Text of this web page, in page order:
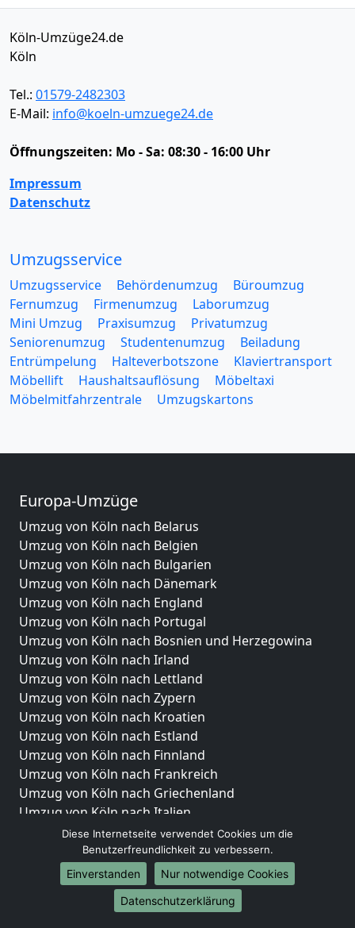
Köln-Umzüge24.de
Köln
Tel.: 01579-2482303
E-Mail: info@koeln-umzuege24.de
Öffnungszeiten: Mo - Sa: 08:30 - 16:00 Uhr
Impressum
Datenschutz
Umzugsservice
Umzugsservice Behördenumzug
Büroumzug
Fernumzug
Firmenumzug
Laborumzug
Mini Umzug
Praxisumzug
Privatumzug
Seniorenumzug
Studentenumzug
Beiladung
Entrümpelung
Halteverbotszone
Klaviertransport
Möbellift
Haushaltsauflösung
Möbeltaxi
Möbelmitfahrzentrale
Umzugskartons
Europa-Umzüge
Umzug von Köln nach Belarus
Umzug von Köln nach Belgien
Umzug von Köln nach Bulgarien
Umzug von Köln nach Dänemark
Umzug von Köln nach England
Umzug von Köln nach Portugal
Umzug von Köln nach Bosnien und Herzegowina
Umzug von Köln nach Irland
Umzug von Köln nach Lettland
Umzug von Köln nach Zypern
Umzug von Köln nach Kroatien
Umzug von Köln nach Estland
Umzug von Köln nach Finnland
Umzug von Köln nach Frankreich
Umzug von Köln nach Griechenland
Umzug von Köln nach Italien
Umzug von Köln nach Liechtenstein
Umzug von Köln nach Luxemburg
Umzug von Köln nach Niederlande
Umzug von Köln nach Norwegen
Umzüge-Deutschlandweit
Diese Internetseite verwendet Cookies um die
Benutzerfreundlichkeit zu verbessern.
Einverstanden
Nur notwendige Cookies
Datenschutzerklärung